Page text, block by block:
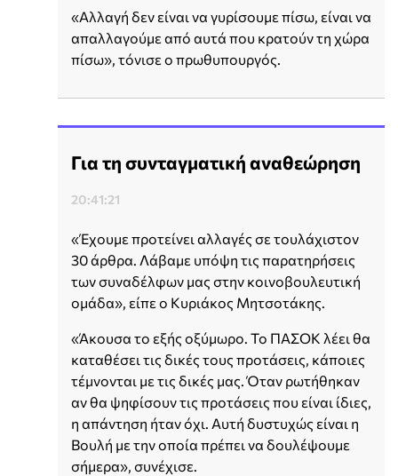
«Αλλαγή δεν είναι να γυρίσουμε πίσω, είναι να
απαλλαγούμε από αυτά που κρατούν τη χώρα
πίσω», τόνισε ο πρωθυπουργός.
Για τη συνταγματική αναθεώρηση
20:41:21
«Έχουμε προτείνει αλλαγές σε τουλάχιστον
30 άρθρα. Λάβαμε υπόψη τις παρατηρήσεις
των συναδέλφων μας στην κοινοβουλευτική
ομάδα», είπε ο Κυριάκος Μητσοτάκης.
«Άκουσα το εξής οξύμωρο. Το ΠΑΣΟΚ λέει θα
καταθέσει τις δικές τους προτάσεις, κάποιες
τέμνονται με τις δικές μας. Όταν ρωτήθηκαν
αν θα ψηφίσουν τις προτάσεις που είναι ίδιες,
η απάντηση ήταν όχι. Αυτή δυστυχώς είναι η
Βουλή με την οποία πρέπει να δουλέψουμε
σήμερα», συνέχισε.